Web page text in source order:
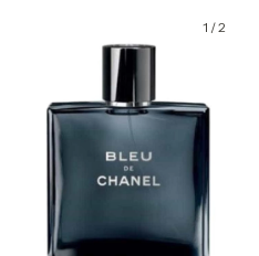
1 /2